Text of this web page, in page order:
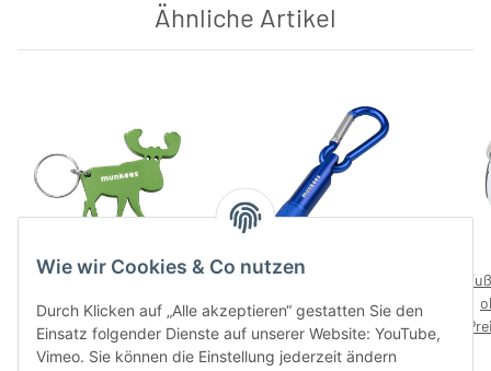
Wie wir Cookies & Co nutzen
Durch Klicken auf „Alle akzeptieren“ gestatten Sie den
Einsatz folgender Dienste auf unserer Website: YouTube,
Vimeo. Sie können die Einstellung jederzeit ändern
Ähnliche Artikel
munkees Flaschenöffner
Elch – ohne Preisaufdruck
Preise nach Anmeldung
sichtbar
LED mit Karabiner – ohne
Preisaufdruck
Preise nach Anmeldung
sichtbar